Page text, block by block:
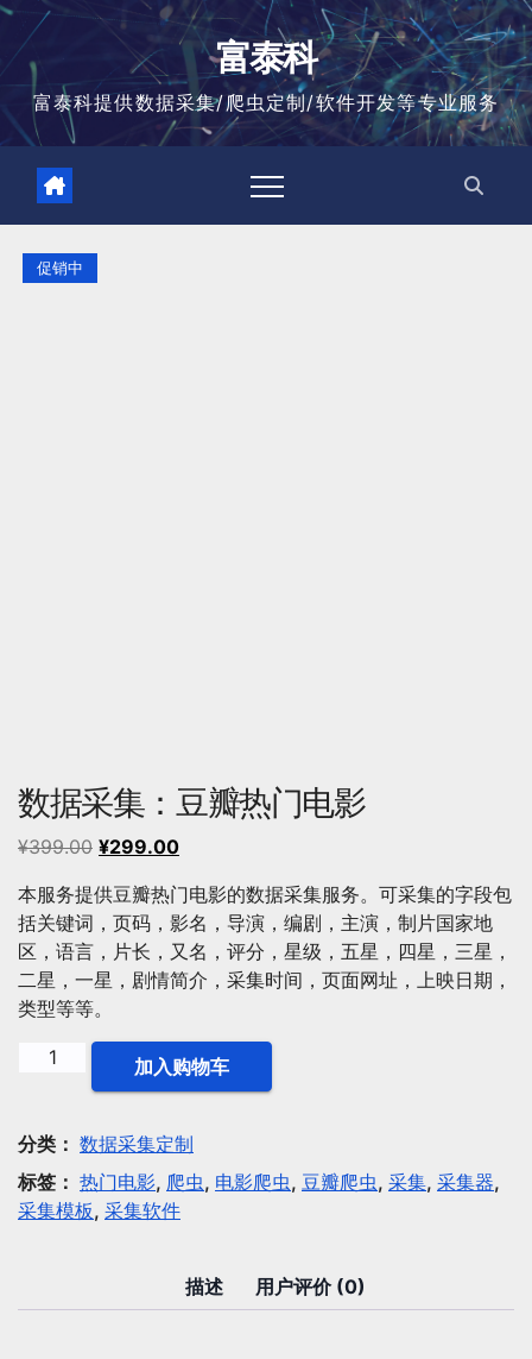
跳
富泰科
富泰科提供数据采集/爬虫定制/软件开发等专业服务
促销中
数据采集：豆瓣热门电影
¥399.00 原
为：
¥399.00。
¥299.00当
价
格
为：
¥299.00。
本服务提供豆瓣热门电影的数据采集服务。可采集的字段包
括关键词，页码，影名，导演，编剧，主演，制片国家地
区，语言，片长，又名，评分，星级，五星，四星，三星，
二星，一星，剧情简介，采集时间，页面网址，上映日期，
类型等等。
集：
豆
瓣
热
影
加入购物车
分类： 数据采集定制
标签： 热门电影, 爬虫, 电影爬虫, 豆瓣爬虫, 采集, 采集器,
采集模板, 采集软件
描述 用户评价 (0)